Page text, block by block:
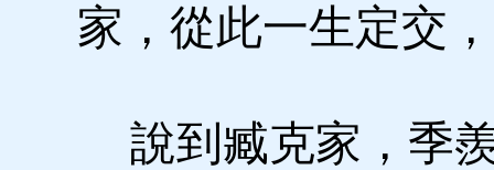
家，從此一生定交
說到臧克家，季